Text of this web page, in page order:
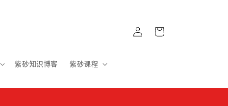
紫砂知识博客 紫砂课程
登
入
物